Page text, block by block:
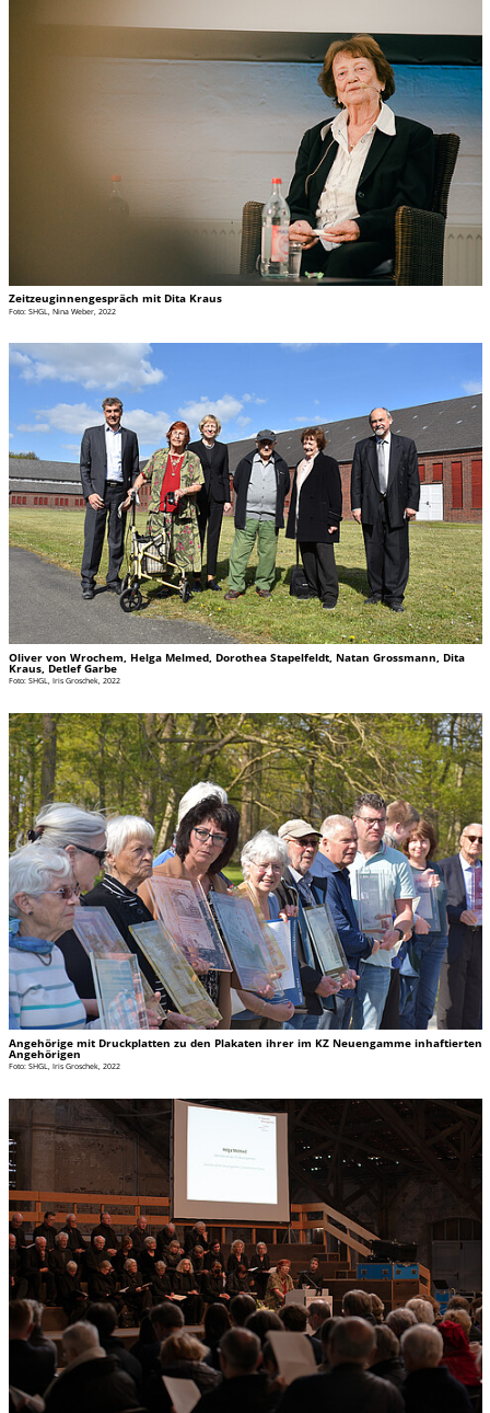
Zeitzeuginnengespräch mit Dita Kraus
Foto: SHGL, Nina Weber, 2022
Oliver von Wrochem, Helga Melmed, Dorothea Stapelfeldt, Natan Grossmann, Dita
Kraus, Detlef Garbe
Foto: SHGL, Iris Groschek, 2022
Angehörige mit Druckplatten zu den Plakaten ihrer im KZ Neuengamme inhaftierten
Angehörigen
Foto: SHGL, Iris Groschek, 2022